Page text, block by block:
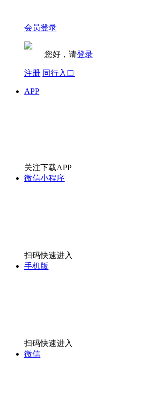
会员登录
您好，请登录
注册 同行入口
APP
关注下载APP
微信小程序
扫码快速进入
手机版
扫码快速进入
微信